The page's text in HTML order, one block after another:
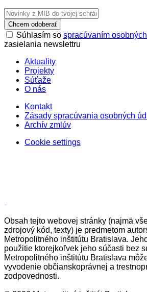
Chcem odoberať
Súhlasím so spracúvaním
zasielania newslettru
Aktuality
Projekty
Súťaže
O nás
Kontakt
Zásady spracúvania osobných
Archív zmlúv
Cookie settings
Obsah tejto webovej stránky (najmä
zdrojový kód, texty) je predmetom
Metropolitného inštitútu Bratislava.
použitie ktorejkoľvek jeho súčasti bez
Metropolitného inštitútu Bratislava
vyvodenie občianskoprávnej a
zodpovednosti.